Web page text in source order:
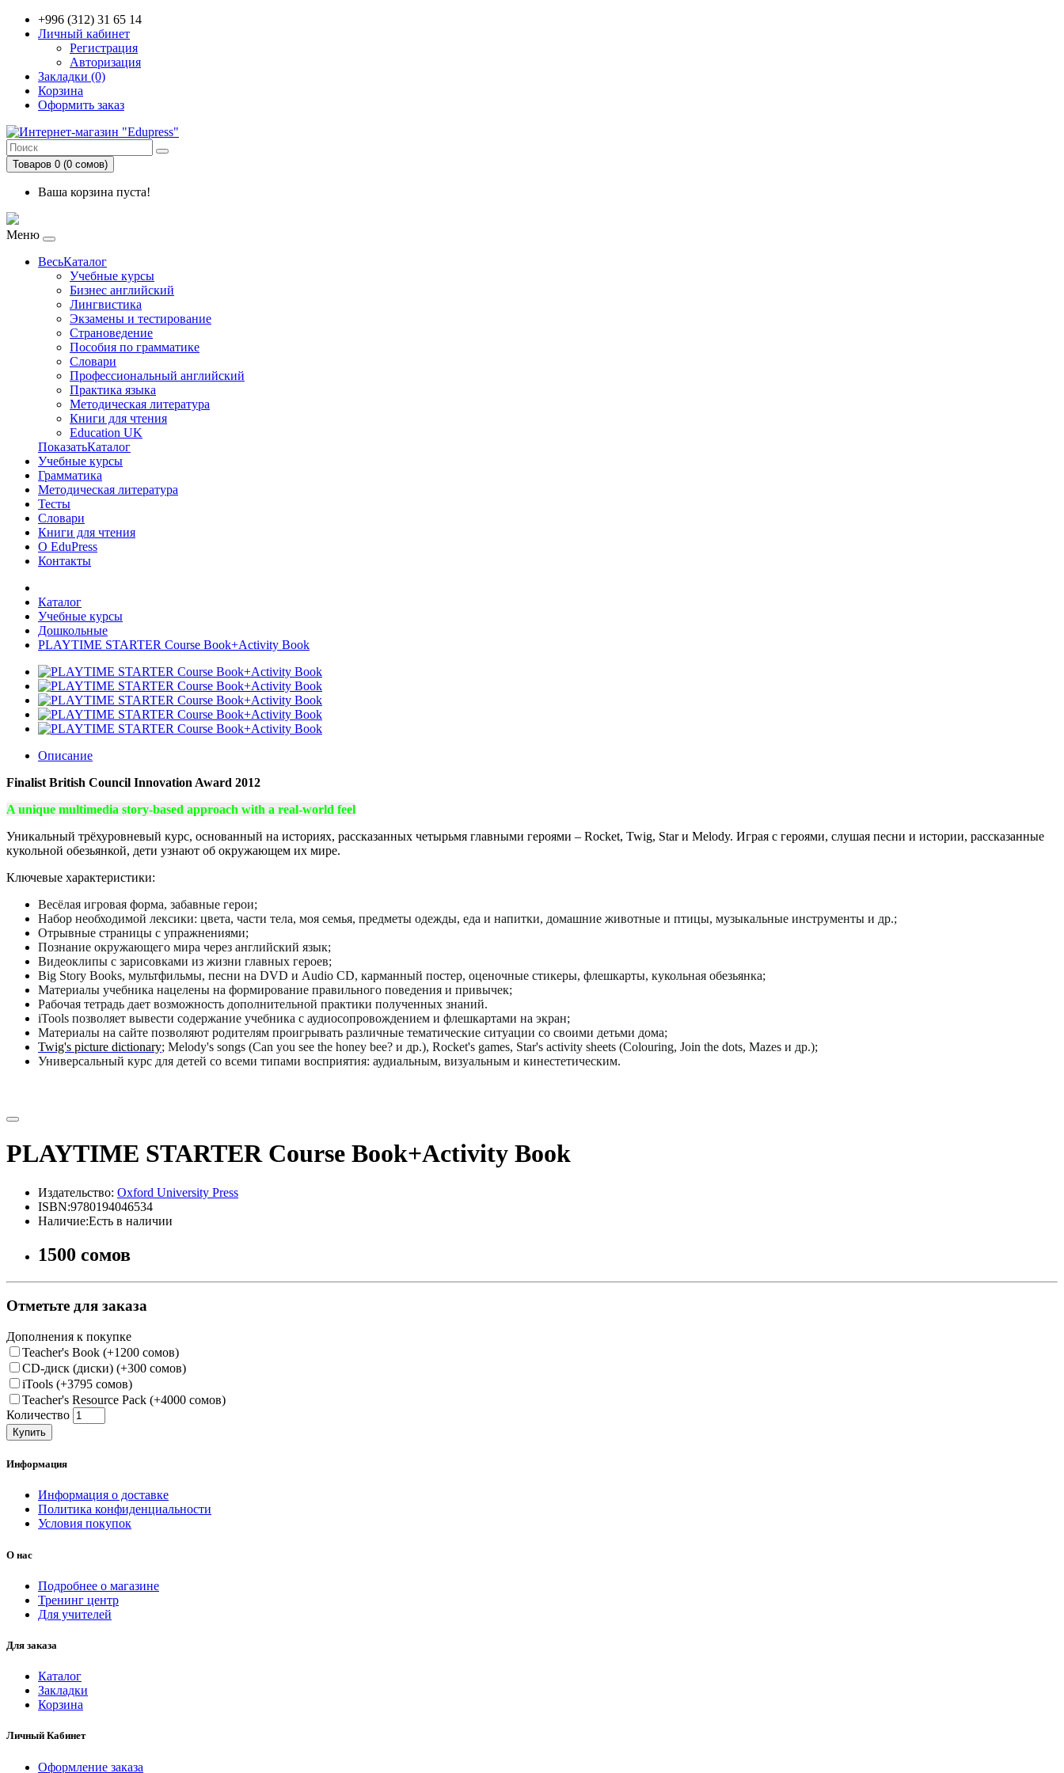
+996 (312) 31 65 14
Личный кабинет
Регистрация
Авторизация
Закладки (0)
Корзина
Оформить заказ
Товаров 0 (0 сомов)
Ваша корзина пуста!
Меню
ВесьКаталог
Учебные курсы
Бизнес английский
Лингвистика
Экзамены и тестирование
Страноведение
Пособия по грамматике
Словари
Профессиональный английский
Практика языка
Методическая литература
Книги для чтения
Education UK
ПоказатьКаталог
Учебные курсы
Грамматика
Методическая литература
Тесты
Словари
Книги для чтения
О EduPress
Контакты
Каталог
Учебные курсы
Дошкольные
PLAYTIME STARTER Course Book+Activity Book
Описание
Finalist British Council Innovation Award 2012
A unique multimedia story-based approach with a real-world feel
Уникальный трёхуровневый курс, основанный на историях, рассказанных четырьмя главными героями – Rocket, Twig, Star и Melody. Играя с героями, слушая песни и истории, рассказанные
кукольной обезьянкой, дети узнают об окружающем их мире.
Ключевые характеристики:
Весёлая игровая форма, забавные герои;
Набор необходимой лексики: цвета, части тела, моя семья, предметы одежды, еда и напитки, домашние животные и птицы, музыкальные инструменты и др.;
Отрывные страницы с упражнениями;
Познание окружающего мира через английский язык;
Видеоклипы с зарисовками из жизни главных героев;
Big Story Books, мультфильмы, песни на DVD и Audio CD, карманный постер, оценочные стикеры, флешкарты, кукольная обезьянка;
Материалы учебника нацелены на формирование правильного поведения и привычек;
Рабочая тетрадь дает возможность дополнительной практики полученных знаний.
iTools позволяет вывести содержание учебника с аудиосопровождением и флешкартами на экран;
Материалы на сайте позволяют родителям проигрывать различные тематические ситуации со своими детьми дома;
Twig's picture dictionary; Melody's songs (Can you see the honey bee? и др.), Rocket's games, Star's activity sheets (Colouring, Join the dots, Mazes и др.);
Универсальный курс для детей со всеми типами восприятия: аудиальным, визуальным и кинестетическим.
PLAYTIME STARTER Course Book+Activity Book
Издательство: Oxford University Press
ISBN:9780194046534
Наличие:Есть в наличии
1500 сомов
Отметьте для заказа
Дополнения к покупке
Teacher's Book (+1200 сомов)
CD-диск (диски) (+300 сомов)
iTools (+3795 сомов)
Teacher's Resource Pack (+4000 сомов)
Количество
Купить
Информация
Информация о доставке
Политика конфиденциальности
Условия покупок
О нас
Подробнее о магазине
Тренинг центр
Для учителей
Для заказа
Каталог
Закладки
Корзина
Личный Кабинет
Оформление заказа